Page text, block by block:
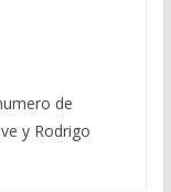
de
y Rodrigo